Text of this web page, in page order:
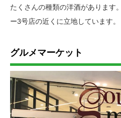
たくさんの種類の洋酒があります
ー3号店の近くに立地しています。
グルメマーケット